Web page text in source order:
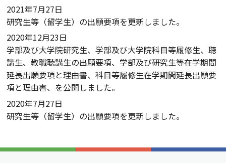
2021年7月27日
研究生等（留学生）の出願要項を更新しました。
2020年12月23日
学部及び大学院研究生、学部及び大学院科目等履修生、聴
講生、教職聴講生の出願要項、学部及び研究生等在学期間
延長出願要項と理由書、科目等履修生在学期間延長出願要
項と理由書、を公開しました。
2020年7月27日
研究生等（留学生）の出願要項を更新しました。